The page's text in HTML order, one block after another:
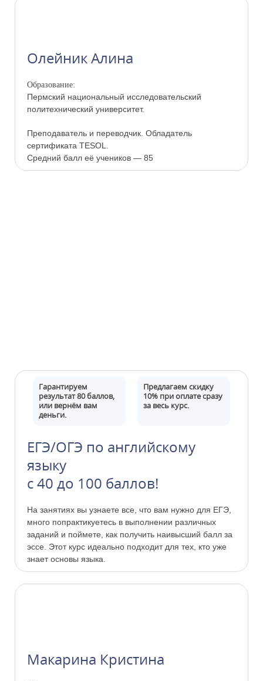
Олейник Алина
Образование:
Пермский национальный исследовательский
политехнический университет.
Преподаватель и переводчик. Обладатель
сертификата TESOL.
Средний балл её учеников — 85
Гарантируем
результат 80 баллов,
или вернём вам
деньги.
Предлагаем скидку
10% при оплате сразу
за весь курс.
ЕГЭ/ОГЭ по английскому
языку
с 40 до 100 баллов!
На занятиях вы узнаете все, что вам нужно для ЕГЭ,
много попрактикуетесь в выполнении различных
заданий и поймете, как получить наивысший балл за
эссе. Этот курс идеально подходит для тех, кто уже
знает основы языка.
Макарина Кристина